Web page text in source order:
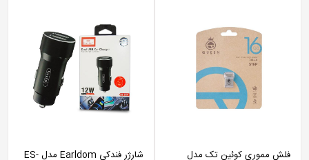
فلش مموری کوئین تک مدل
شارژر فندکی Earldom مدل ES-